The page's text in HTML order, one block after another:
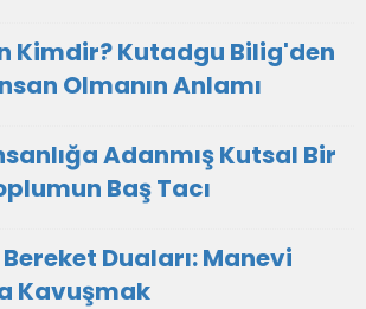
Kimdir? Kutadgu Bilig'den
Olmanın Anlamı
Adanmış Kutsal Bir
Baş Tacı
Duaları: Manevi
Kavuşmak